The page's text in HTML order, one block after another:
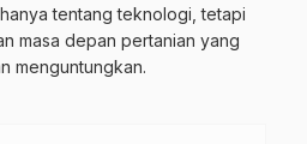
tentang teknologi, tetapi
masa depan pertanian yang
menguntungkan.